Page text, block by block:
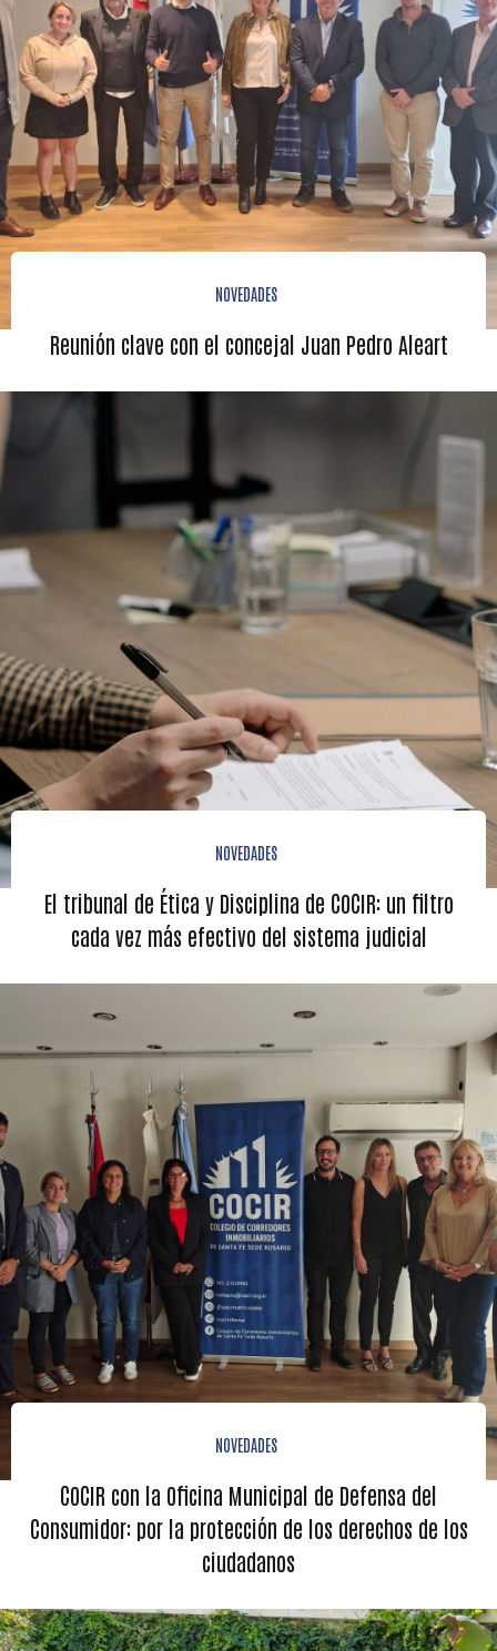
NOVEDADES
Reunión clave con el concejal Juan Pedro Aleart
NOVEDADES
El tribunal de Ética y Disciplina de COCIR: un filtro
cada vez más efectivo del sistema judicial
NOVEDADES
COCIR con la Oficina Municipal de Defensa del
Consumidor: por la protección de los derechos de los
ciudadanos